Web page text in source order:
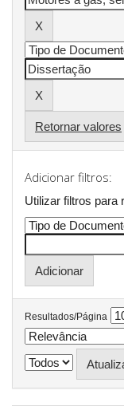
Retornar valores
Adicionar filtros:
Utilizar filtros para
Resultados/Página